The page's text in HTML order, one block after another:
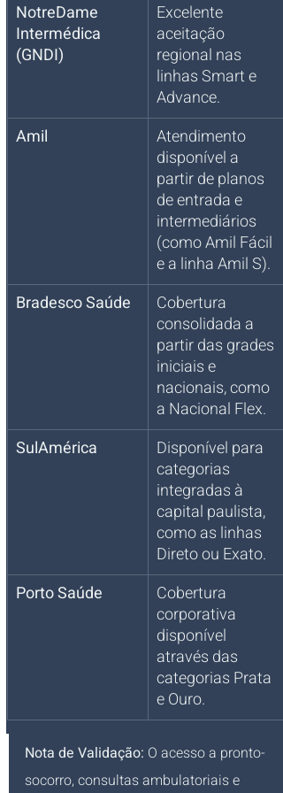
NotreDame
Intermédica
(GNDI)
Excelente
aceitação
regional nas
linhas Smart e
Advance.
Amil
Atendimento
disponível a
partir de planos
de entrada e
intermediários
(como Amil Fácil
e a linha Amil S).
Bradesco Saúde
Cobertura
consolidada a
partir das grades
iniciais e
nacionais, como
a Nacional Flex.
SulAmérica
Disponível para
categorias
integradas à
capital paulista,
como as linhas
Direto ou Exato.
Porto Saúde
Cobertura
corporativa
disponível
através das
categorias Prata
e Ouro.
Nota de Validação: O acesso a pronto-
socorro, consultas ambulatoriais e